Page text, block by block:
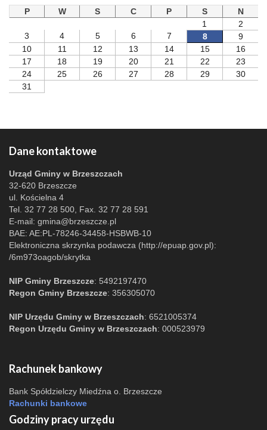
P W S C P S
N
1
2
3
4 5 6 7 8
9
10
11 12 13 14 15
16
17
18 19 20 21 22
23
24
25 26 27 28 29
30
31
Dane kontaktowe
Urząd Gminy w Brzeszczach
32-620 Brzeszcze
ul. Kościelna 4
Tel. 32 77 28 500, Fax. 32 77 28 591
E-mail: gmina@brzeszcze.pl
BAE: AE:PL-78246-34458-HSBWB-10
Elektroniczna skrzynka podawcza (http://epuap.gov.pl):
/6m973oagob/skrytka
NIP Gminy Brzeszcze: 5492197470
Regon Gminy Brzeszcze: 356305070
NIP Urzędu Gminy w Brzeszczach: 6521005374
Regon Urzędu Gminy w Brzeszczach: 000523979
Rachunek bankowy
Bank Spółdzielczy Miedźna o. Brzeszcze
Rachunki bankowe
Godziny pracy urzędu